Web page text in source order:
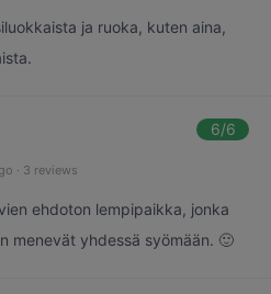
ja ruoka, kuten aina,
6/6
· 3 reviews
ehdoton lempipaikka, jonka
menevät yhdessä syömään. 🙂